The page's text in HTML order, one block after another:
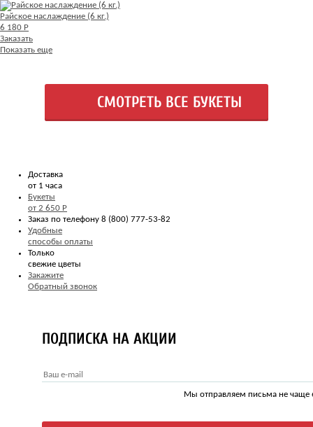
Райское наслаждение (6 кг.)
6 180 Р
Заказать
Показать еще
СМОТРЕТЬ ВСЕ БУКЕТЫ
Доставка
от 1 часа
Букеты
от 2 650 Р
Заказ по телефону 8 (800) 777-53-82
Удобные
способы оплаты
Только
свежие цветы
Закажите
Обратный звонок
ПОДПИСКА НА АКЦИИ
Мы отправляем письма не чаще